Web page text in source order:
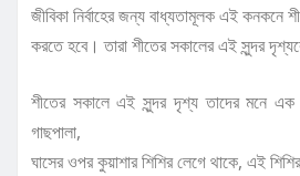
জীবিকা নির্বাহের জন্য বাধ্যতামূলক এই কনকনে
করতে হবে। তারা শীতের সকালের এই সুন্দর
শীতের সকালে এই সুন্দর দৃশ্য তাদের মনে এক
গাছপালা,
ঘাসের ওপর কুয়াশার শিশির লেগে থাকে, এই